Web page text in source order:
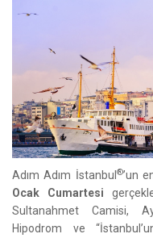
Adım Adım İstanbul ®’un
Ocak Cumartesi
Sultanahmet Camisi,
Hipodrom ve